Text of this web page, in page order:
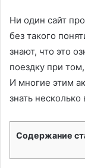
Ни один сайт
без такого
знают, что это
поездку при
И многие этим
знать
Содержание